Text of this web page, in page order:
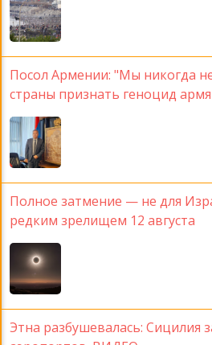
Посол Армении: "Мы никогда
страны признать геноцид
Полное затмение — не для
редким зрелищем 12 августа
Этна разбушевалась: Сицилия